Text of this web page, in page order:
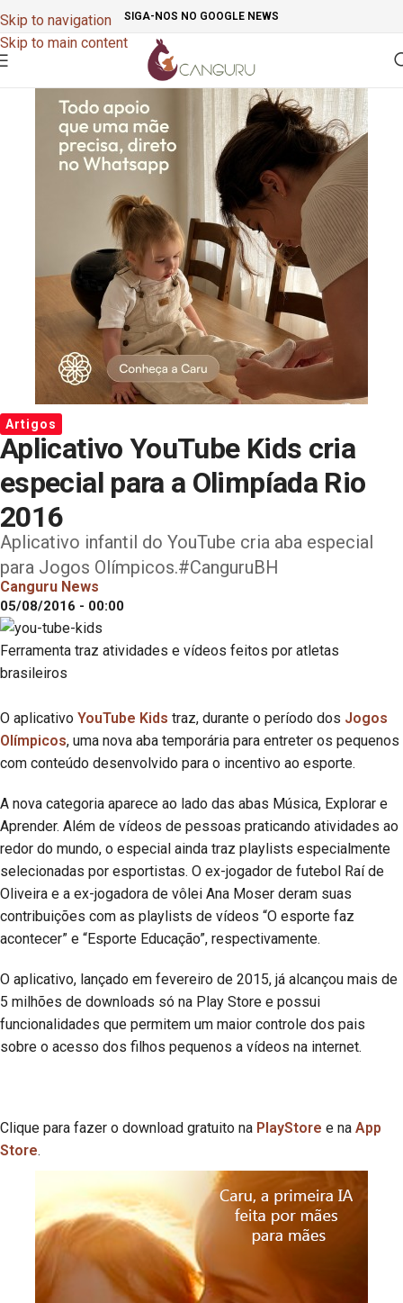
Skip to navigation
Skip to main content
SIGA-NOS NO GOOGLE NEWS
Artigos
Aplicativo YouTube Kids cria
especial para a Olimpíada Rio
2016
Aplicativo infantil do YouTube cria aba especial
para Jogos Olímpicos.#CanguruBH
Canguru News
05/08/2016 - 00:00
Ferramenta traz atividades e vídeos feitos por atletas
brasileiros
O aplicativo YouTube Kids traz, durante o período dos Jogos
Olímpicos, uma nova aba temporária para entreter os pequenos
com conteúdo desenvolvido para o incentivo ao esporte.
A nova categoria aparece ao lado das abas Música, Explorar e
Aprender. Além de vídeos de pessoas praticando atividades ao
redor do mundo, o especial ainda traz playlists especialmente
selecionadas por esportistas. O ex-jogador de futebol Raí de
Oliveira e a ex-jogadora de vôlei Ana Moser deram suas
contribuições com as playlists de vídeos “O esporte faz
acontecer” e “Esporte Educação”, respectivamente.
O aplicativo, lançado em fevereiro de 2015, já alcançou mais de
5 milhões de downloads só na Play Store e possui
funcionalidades que permitem um maior controle dos pais
sobre o acesso dos filhos pequenos a vídeos na internet.
Clique para fazer o download gratuito na PlayStore e na App
Store.